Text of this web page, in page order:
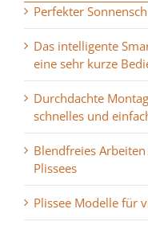
Perfekter
Das intelligente
eine sehr kurze
Durchdachte
schnelles und
Blendfreies
Plissees
Plissee Modelle für